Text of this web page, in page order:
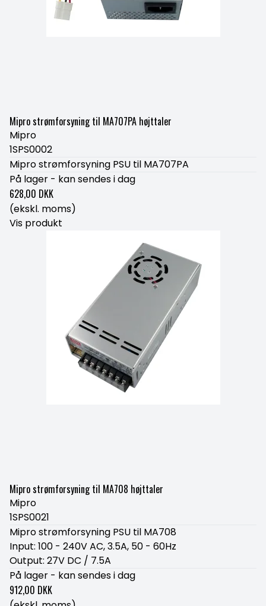
Mipro strømforsyning til MA707PA højttaler
Mipro
1SPS0002
Mipro strømforsyning PSU til MA707PA
På lager - kan sendes i dag
628,00 DKK
(ekskl. moms)
Vis produkt
Mipro strømforsyning til MA708 højttaler
Mipro
1SPS0021
Mipro strømforsyning PSU til MA708
Input: 100 - 240V AC, 3.5A, 50 - 60Hz
Output: 27V DC / 7.5A
På lager - kan sendes i dag
912,00 DKK